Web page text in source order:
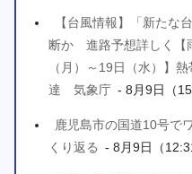
【台風情報】「新た
断か 進路予想詳しく【
（月）～19日（水）】
達 気象庁 - 8月9日（
鹿児島市の国道10号で
くり返る - 8月9日（